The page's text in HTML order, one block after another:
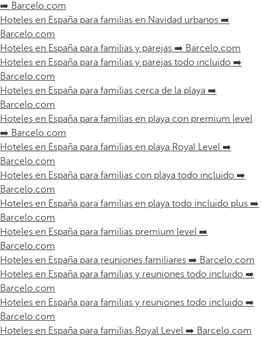
➡️ Barcelo.com
Hoteles en España para familias en Navidad urbanos ➡️
Barcelo.com
Hoteles en España para familias y parejas ➡️ Barcelo.com
Hoteles en España para familias y parejas todo incluido ➡️
Barcelo.com
Hoteles en España para familias cerca de la playa ➡️
Barcelo.com
Hoteles en España para familias en playa con premium level
➡️ Barcelo.com
Hoteles en España para familias en playa Royal Level ➡️
Barcelo.com
Hoteles en España para familias con playa todo incluido ➡️
Barcelo.com
Hoteles en España para familias en playa todo incluido plus ➡️
Barcelo.com
Hoteles en España para familias premium level ➡️
Barcelo.com
Hoteles en España para reuniones familiares ➡️ Barcelo.com
Hoteles en España para familias y reuniones todo incluido ➡️
Barcelo.com
Hoteles en España para familias y reuniones todo incluido ➡️
Barcelo.com
Hoteles en España para familias Royal Level ➡️ Barcelo.com